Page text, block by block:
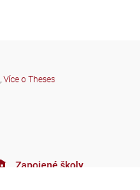
, Více o Theses
Zapojené školy